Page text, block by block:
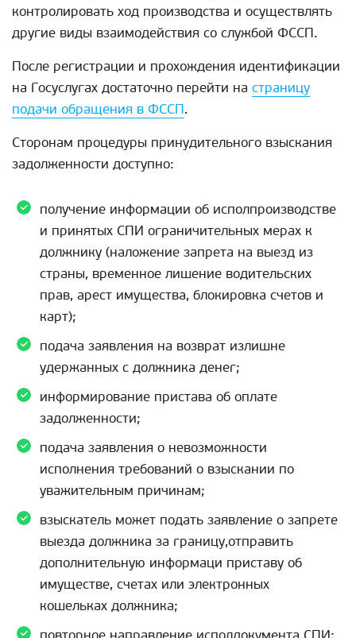
контролировать ход производства и осуществлять
другие виды взаимодействия со службой ФССП.
После регистрации и прохождения идентификации
на Госуслугах достаточно перейти на страницу
подачи обращения в ФССП.
Сторонам процедуры принудительного взыскания
задолженности доступно:
получение информации об исполпроизводстве
и принятых СПИ ограничительных мерах к
должнику (наложение запрета на выезд из
страны, временное лишение водительских
прав, арест имущества, блокировка счетов и
карт);
подача заявления на возврат излишне
удержанных с должника денег;
информирование пристава об оплате
задолженности;
подача заявления о невозможности
исполнения требований о взыскании по
уважительным причинам;
взыскатель может подать заявление о запрете
выезда должника за границу,отправить
дополнительную информаци приставу об
имуществе, счетах или электронных
кошельках должника;